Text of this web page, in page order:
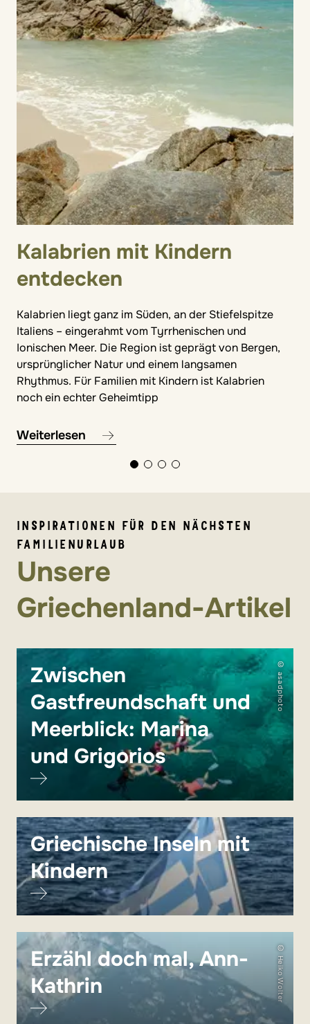
Kalabrien mit Kindern
entdecken
Kalabrien liegt ganz im Süden, an der Stiefelspitze
Italiens – eingerahmt vom Tyrrhenischen und
Ionischen Meer. Die Region ist geprägt von Bergen,
ursprünglicher Natur und einem langsamen
Rhythmus. Für Familien mit Kindern ist Kalabrien
noch ein echter Geheimtipp
Weiterlesen
INSPIRATIONEN FÜR DEN NÄCHSTEN
FAMILIENURLAUB
Unsere
Griechenland-Artikel
Zwischen
Gastfreundschaft und
Meerblick: Marina
und Grigorios
© asadphoto
Griechische Inseln mit
Kindern
Erzähl doch mal, Ann-
Kathrin
© Heiko Wolter